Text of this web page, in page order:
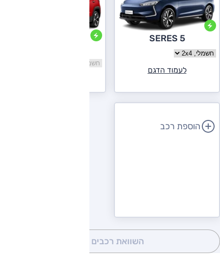
SERES 5
בחר גרסה SERES 5
לעמוד הדגם
בחר גרסה JAC e-JS4
הוספת רכב
השוואת רכבים